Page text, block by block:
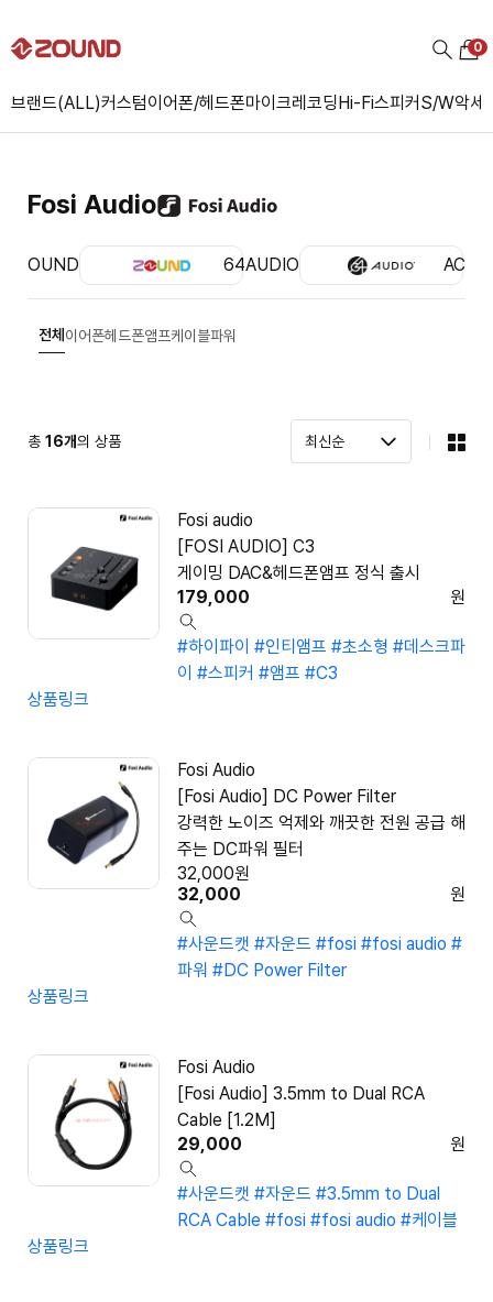
브랜드(ALL)커스텀이어폰/헤드폰마이크레코딩Hi-Fi스피커S/W악세
0
Fosi Audio
ZOUND 64AUDIO ACS
전체 이어폰헤드폰앰프케이블파워
총 16개의 상품
Fosi audio
[FOSI AUDIO] C3
게이밍 DAC&헤드폰앰프 정식 출시
179,000
원
#하이파이 #인티앰프 #초소형 #데스크파
이 #스피커 #앰프 #C3
상품링크
Fosi Audio
[Fosi Audio] DC Power Filter
강력한 노이즈 억제와 깨끗한 전원 공급 해
주는 DC파워 필터
32,000 원
32,000원
#사운드캣 #자운드 #fosi #fosi audio #
파워 #DC Power Filter
상품링크
Fosi Audio
[Fosi Audio] 3.5mm to Dual RCA
Cable [1.2M]
29,000
원
#사운드캣 #자운드 #3.5mm to Dual
RCA Cable #fosi #fosi audio #케이블
상품링크